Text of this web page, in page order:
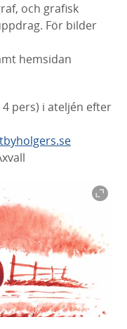
och grafisk
För bilder
hemsidan
pers) i ateljén efter